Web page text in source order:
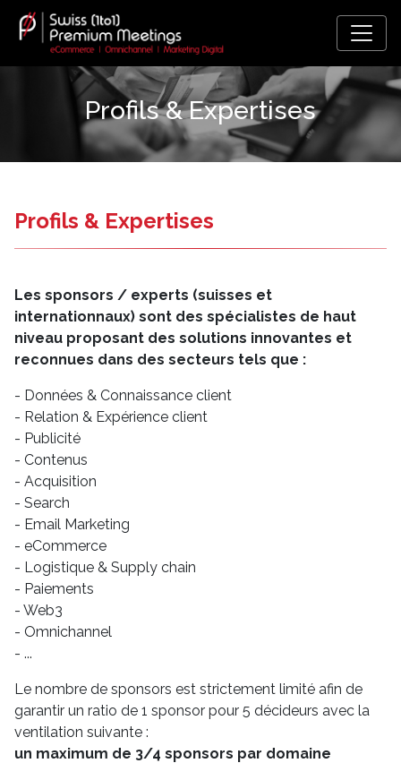
Profils & Expertises
Profils & Expertises
Les sponsors / experts (suisses et
internationnaux) sont des spécialistes de haut
niveau proposant des solutions innovantes et
reconnues dans des secteurs tels que :
- Données & Connaissance client
- Relation & Expérience client
- Publicité
- Contenus
- Acquisition
- Search
- Email Marketing
- eCommerce
- Logistique & Supply chain
- Paiements
- Web3
- Omnichannel
- ...
Le nombre de sponsors est strictement limité afin de
garantir un ratio de 1 sponsor pour 5 décideurs avec la
ventilation suivante :
un maximum de 3/4 sponsors par domaine